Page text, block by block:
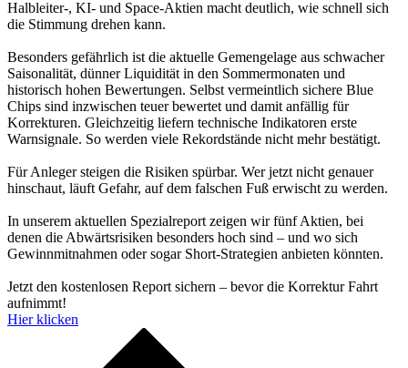
Halbleiter-, KI- und Space-Aktien macht deutlich, wie schnell sich
die Stimmung drehen kann.
Besonders gefährlich ist die aktuelle Gemengelage aus schwacher
Saisonalität, dünner Liquidität in den Sommermonaten und
historisch hohen Bewertungen. Selbst vermeintlich sichere Blue
Chips sind inzwischen teuer bewertet und damit anfällig für
Korrekturen. Gleichzeitig liefern technische Indikatoren erste
Warnsignale. So werden viele Rekordstände nicht mehr bestätigt.
Für Anleger steigen die Risiken spürbar. Wer jetzt nicht genauer
hinschaut, läuft Gefahr, auf dem falschen Fuß erwischt zu werden.
In unserem aktuellen Spezialreport zeigen wir fünf Aktien, bei
denen die Abwärtsrisiken besonders hoch sind – und wo sich
Gewinnmitnahmen oder sogar Short-Strategien anbieten könnten.
Jetzt den kostenlosen Report sichern – bevor die Korrektur Fahrt
aufnimmt!
Hier klicken